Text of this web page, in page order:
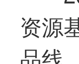
资源
品线